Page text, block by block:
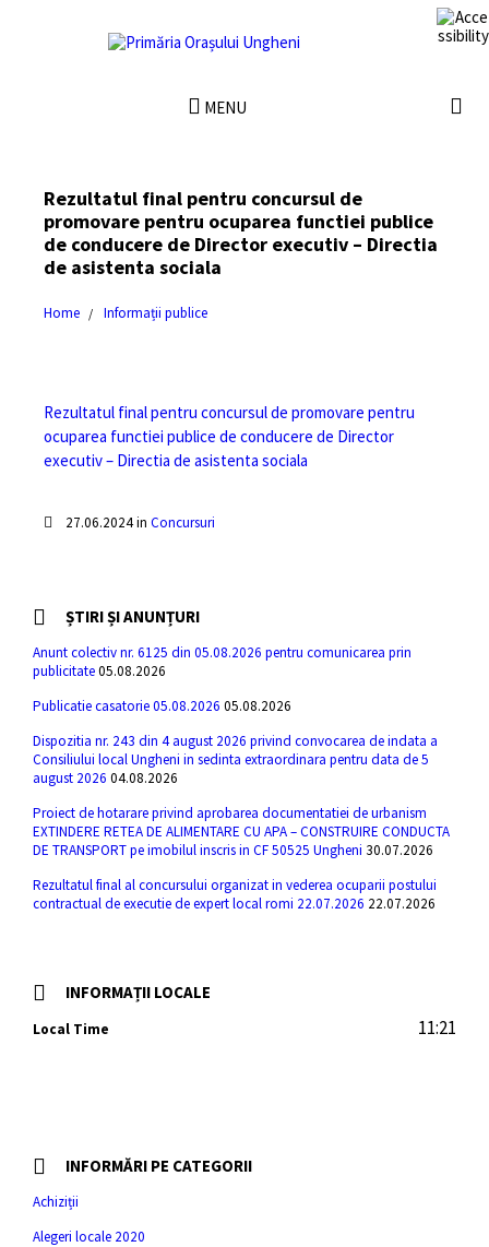
MENU
Rezultatul final pentru concursul de
promovare pentru ocuparea functiei publice
de conducere de Director executiv – Directia
de asistenta sociala
Home Informații publice
Rezultatul final pentru concursul de promovare pentru
ocuparea functiei publice de conducere de Director
executiv – Directia de asistenta sociala
27.06.2024in Concursuri
ȘTIRI ȘI ANUNȚURI
Anunt colectiv nr. 6125 din 05.08.2026 pentru comunicarea prin
publicitate05.08.2026
Publicatie casatorie 05.08.2026 05.08.2026
Dispozitia nr. 243 din 4 august 2026 privind convocarea de indata a
Consiliului local Ungheni in sedinta extraordinara pentru data de 5
august 2026 04.08.2026
Proiect de hotarare privind aprobarea documentatiei de urbanism
EXTINDERE RETEA DE ALIMENTARE CU APA – CONSTRUIRE CONDUCTA
DE TRANSPORT pe imobilul inscris in CF 50525 Ungheni 30.07.2026
Rezultatul final al concursului organizat in vederea ocuparii postului
contractual de executie de expert local romi 22.07.2026 22.07.2026
INFORMAȚII LOCALE
Local Time 11:21
INFORMĂRI PE CATEGORII
Achiziții
Alegeri locale 2020